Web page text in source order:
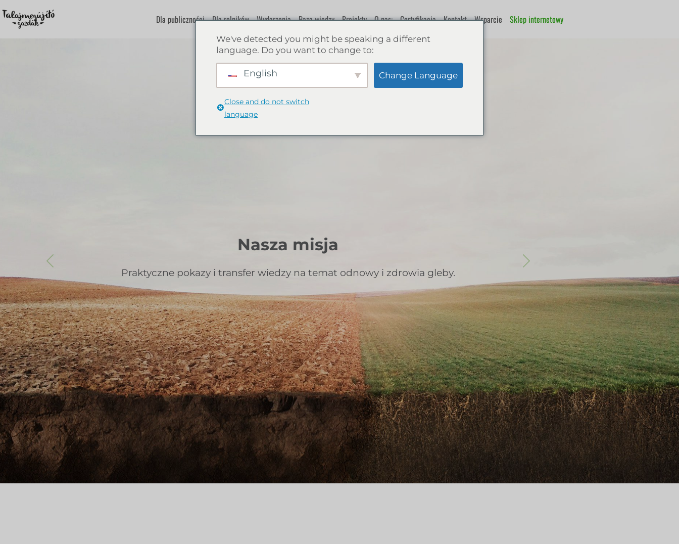
Dla publiczności Dla rolników Wydarzenia Baza wiedzy Projekty O nas: Certyfikacja Kontakt Wsparcie Sklep internetowy
Nasza misja
Praktyczne pokazy i transfer wiedzy na temat odnowy i zdrowia gleby.
Poprzedni Następny
We've detected you might be speaking a different
language. Do you want to change to:
English Change Language
Close and do not switch
language